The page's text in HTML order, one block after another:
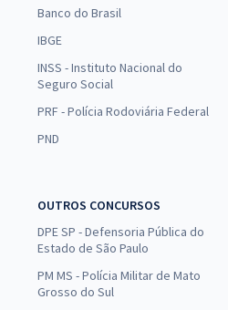
Banco do Brasil
IBGE
INSS - Instituto Nacional do
Seguro Social
PRF - Polícia Rodoviária Federal
PND
OUTROS CONCURSOS
DPE SP - Defensoria Pública do
Estado de São Paulo
PM MS - Polícia Militar de Mato
Grosso do Sul